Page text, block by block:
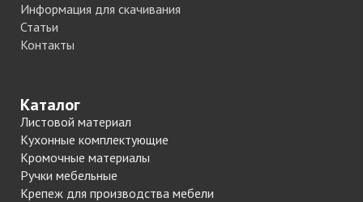
Информация для скачивания
Статьи
Контакты
Каталог
Листовой материал
Кухонные комплектующие
Кромочные материалы
Ручки мебельные
Крепеж для производства мебели